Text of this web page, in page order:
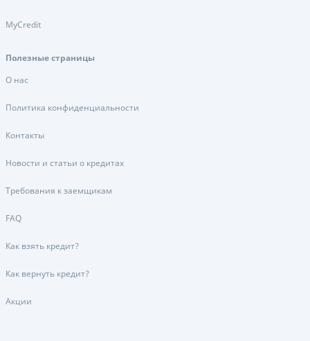
MyCredit
Полезные страницы
О нас
Политика конфиденциальности
Контакты
Новости и статьи о кредитах
Требования к заемщикам
FAQ
Как взять кредит?
Как вернуть кредит?
Акции